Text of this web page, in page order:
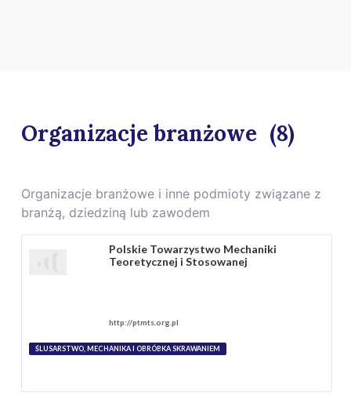
Organizacje branżowe (8)
Organizacje branżowe i inne podmioty związane z
branżą, dziedziną lub zawodem
Polskie Towarzystwo Mechaniki
Teoretycznej i Stosowanej
http://ptmts.org.pl
ŚLUSARSTWO, MECHANIKA I OBRÓBKA SKRAWANIEM